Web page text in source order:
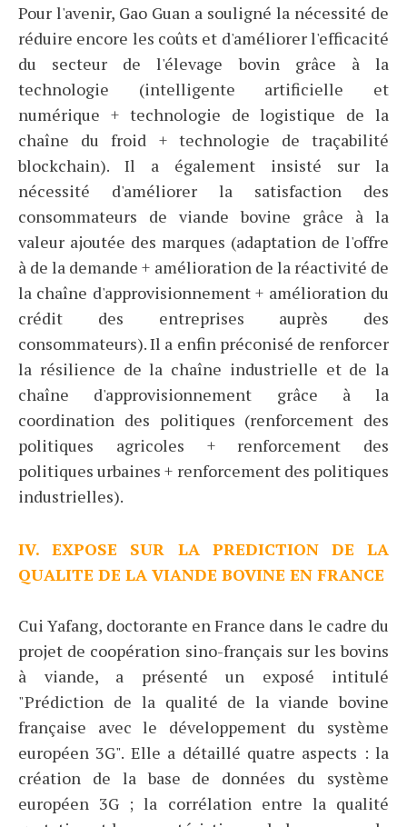
Pour l'avenir, Gao Guan a souligné la nécessité de
réduire encore les coûts et d'améliorer l'efficacité
du secteur de l'élevage bovin grâce à la
technologie (intelligente artificielle et
numérique + technologie de logistique de la
chaîne du froid + technologie de traçabilité
blockchain). Il a également insisté sur la
nécessité d'améliorer la satisfaction des
consommateurs de viande bovine grâce à la
valeur ajoutée des marques (adaptation de l'offre
à de la demande + amélioration de la réactivité de
la chaîne d'approvisionnement + amélioration du
crédit des entreprises auprès des
consommateurs). Il a enfin préconisé de renforcer
la résilience de la chaîne industrielle et de la
chaîne d'approvisionnement grâce à la
coordination des politiques (renforcement des
politiques agricoles + renforcement des
politiques urbaines + renforcement des politiques
industrielles).
IV. EXPOSE SUR LA PREDICTION DE LA
QUALITE DE LA VIANDE BOVINE EN FRANCE
Cui Yafang, doctorante en France dans le cadre du
projet de coopération sino-français sur les bovins
à viande, a présenté un exposé intitulé
"Prédiction de la qualité de la viande bovine
française avec le développement du système
européen 3G". Elle a détaillé quatre aspects : la
création de la base de données du système
européen 3G ; la corrélation entre la qualité